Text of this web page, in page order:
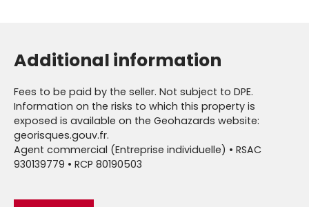
Additional information
Fees to be paid by the seller. Not subject to DPE.
Information on the risks to which this property is
exposed is available on the Geohazards website:
georisques.gouv.fr.
Agent commercial (Entreprise individuelle) • RSAC
930139779 • RCP 80190503